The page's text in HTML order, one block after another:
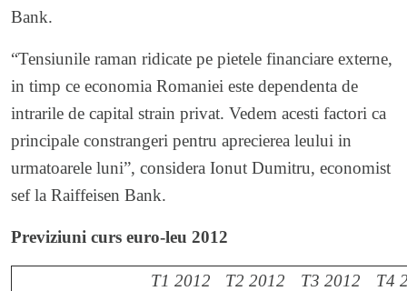
Bank.
“Tensiunile raman ridicate pe pietele financiare externe,
in timp ce economia Romaniei este dependenta de
intrarile de capital strain privat. Vedem acesti factori ca
principale constrangeri pentru aprecierea leului in
urmatoarele luni”, considera Ionut Dumitru, economist
sef la Raiffeisen Bank.
Previziuni curs euro-leu 2012
T1 2012 T2 2012 T3 2012 T4